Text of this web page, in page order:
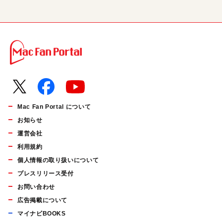
Mac Fan Portal について
お知らせ
運営会社
利用規約
個人情報の取り扱いについて
プレスリリース受付
お問い合わせ
広告掲載について
マイナビBOOKS